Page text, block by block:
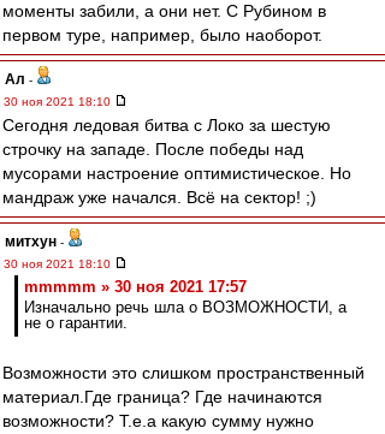
моменты забили, а они нет. С Рубином в
первом туре, например, было наоборот.
Ал -
30 ноя 2021 18:10
Сегодня ледовая битва с Локо за шестую
строчку на западе. После победы над
мусорами настроение оптимистическое. Но
мандраж уже начался. Всё на сектор! ;)
митхун -
30 ноя 2021 18:10
mmmmm » 30 ноя 2021 17:57
Изначально речь шла о ВОЗМОЖНОСТИ, а
не о гарантии.
Возможности это слишком пространственный
материал.Где граница? Где начинаются
возможности? Т.е.а какую сумму нужно